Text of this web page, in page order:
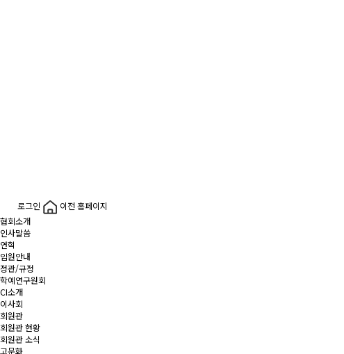
로그인
이전 홈페이지
협회소개
인사말씀
연혁
임원안내
정관/규정
학예연구원회
CI소개
이사회
회원관
회원관 현황
회원관 소식
고문화